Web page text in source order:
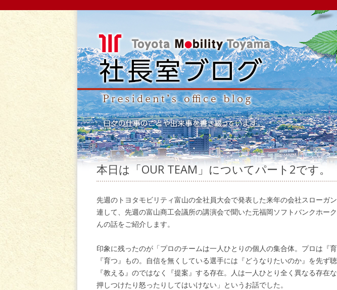
本日は「OUR TEAM」についてパート2です。
先週のトヨタモビリティ富山の全社員大会で発表した来年の会社スローガ
連して、先週の富山商工会議所の講演会で聞いた元福岡ソフトバンクホー
んの話をご紹介します。
印象に残ったのが「プロのチームは一人ひとりの個人の集合体。プロは『
『育つ』もの。自信を無くしている選手には『どうなりたいのか』を先ず
『教える』のではなく『提案』する存在。人は一人ひとり全く異なる存在
押しつけたり怒ったりしてはいけない」というお話でした。